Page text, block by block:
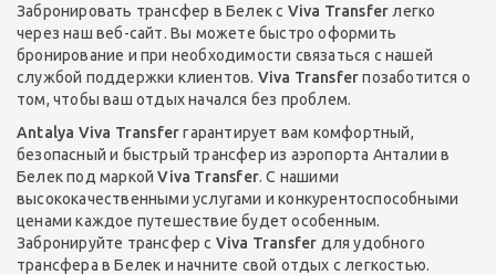
Забронировать трансфер в Белек с Viva Transfer легко
через наш веб-сайт. Вы можете быстро оформить
бронирование и при необходимости связаться с нашей
службой поддержки клиентов. Viva Transferпозаботится о
том, чтобы ваш отдых начался без проблем.
Antalya Viva Transferгарантирует вам комфортный,
безопасный и быстрый трансфер из аэропорта Анталии в
Белек под маркойViva Transfer. С нашими
высококачественными услугами и конкурентоспособными
ценами каждое путешествие будет особенным.
Забронируйте трансфер с Viva Transfer для удобного
трансфера в Белек и начните свой отдых с легкостью.